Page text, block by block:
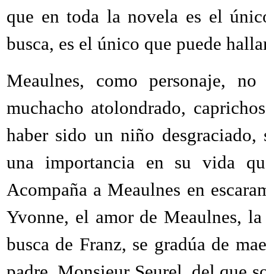
que en toda la novela es el
busca, es el único que puede
Meaulnes, como personaje,
muchacho atolondrado,
haber sido un niño
una importancia en su vida
Acompaña a Meaulnes en
Yvonne, el amor de Meaulnes,
busca de Franz, se gradúa de